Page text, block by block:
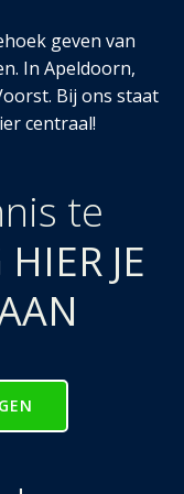
geven van
In Apeldoorn,
Bij ons staat
centraal!
te
JE